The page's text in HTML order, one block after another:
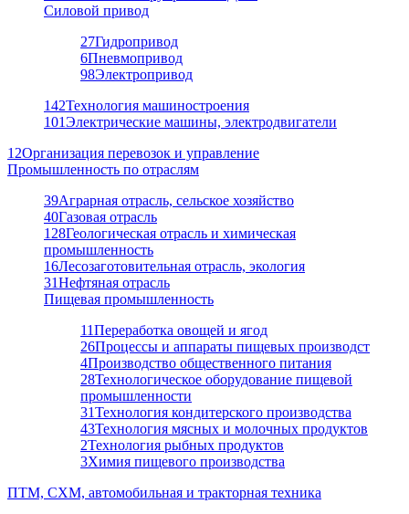
Силовой привод
27Гидропривод
6Пневмопривод
98Электропривод
142Технология машиностроения
101Электрические машины, электродвигатели
12Организация перевозок и управление
Промышленность по отраслям
39Аграрная отрасль, сельское хозяйство
40Газовая отрасль
128Геологическая отрасль и химическая
промышленность
16Лесозаготовительная отрасль, экология
31Нефтяная отрасль
Пищевая промышленность
11Переработка овощей и ягод
26Процессы и аппараты пищевых производст
4Производство общественного питания
28Технологическое оборудование пищевой
промышленности
31Технология кондитерского производства
43Технология мясных и молочных продуктов
2Технология рыбных продуктов
3Химия пищевого производства
ПТМ, СХМ, автомобильная и тракторная техника